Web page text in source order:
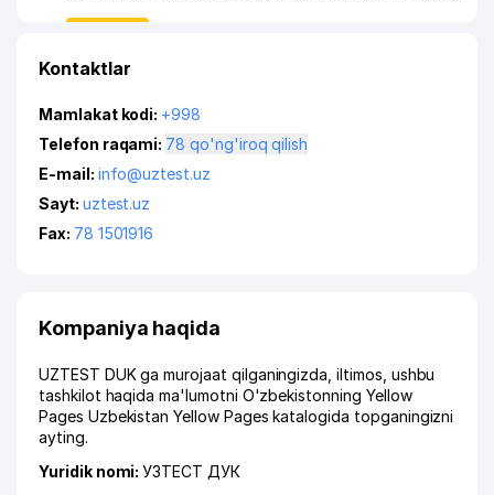
Kontaktlar
Mamlakat kodi: +998
Telefon raqami:
78 qo'ng'iroq qilish
E-mail: info@uztest.uz
Sayt: uztest.uz
Fax: 78 1501916
Kompaniya haqida
UZTEST DUK ga murojaat qilganingizda, iltimos, ushbu
tashkilot haqida ma'lumotni O'zbekistonning Yellow
Pages Uzbekistan Yellow Pages katalogida topganingizni
ayting.
Yuridik nomi:УЗТЕСТ ДУК